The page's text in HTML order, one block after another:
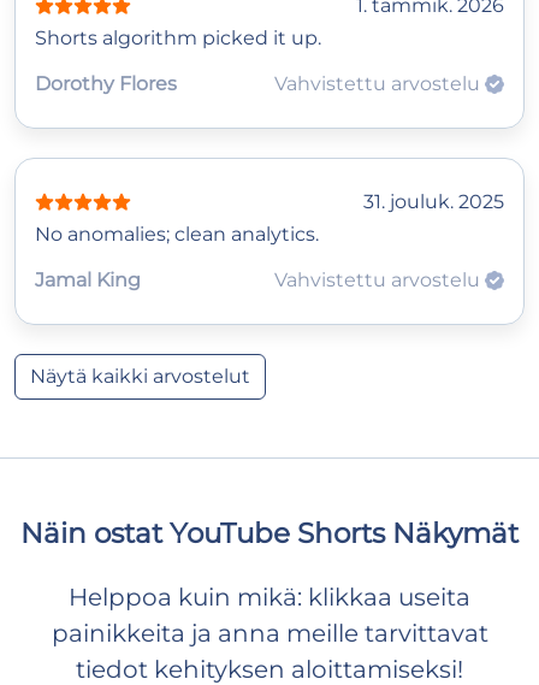
1. tammik. 2026
Shorts algorithm picked it up.
Dorothy Flores
Vahvistettu arvostelu
31. jouluk. 2025
No anomalies; clean analytics.
Jamal King
Vahvistettu arvostelu
Näytä kaikki arvostelut
Näin ostat YouTube Shorts Näkymät
Helppoa kuin mikä: klikkaa useita
painikkeita ja anna meille tarvittavat
tiedot kehityksen aloittamiseksi!